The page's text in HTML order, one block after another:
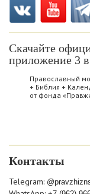
Скачайте
приложение 3 в
Православный
+ Библия +
от фонда
Контакты
Telegram: